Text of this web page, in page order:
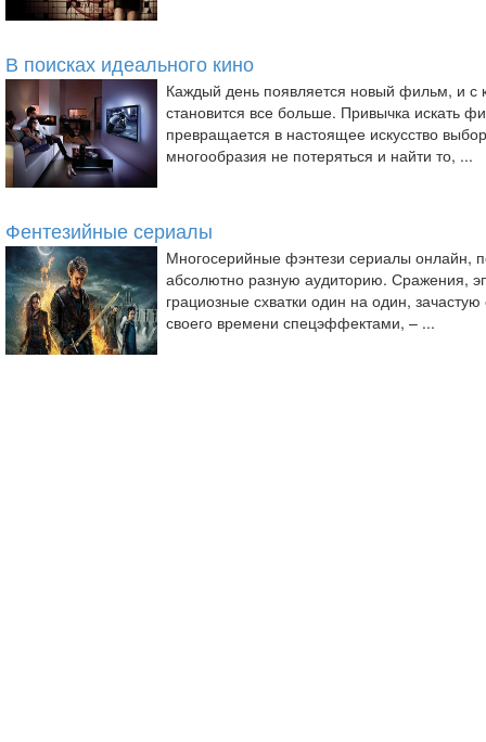
В поисках идеального кино
Каждый день появляется новый фильм, и с
становится все больше. Привычка искать
превращается в настоящее искусство
многообразия не потеряться и найти то, ...
Фентезийные сериалы
Многосерийные фэнтези сериалы онлайн,
абсолютно разную аудиторию. Сражения,
грациозные схватки один на один,
своего времени спецэффектами, – ...